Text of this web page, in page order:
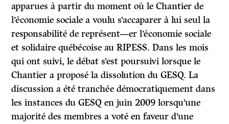
apparues à partir du moment où le Chantier de
l’économie sociale a voulu s’accaparer à lui seul la
responsabilité de représent—er l’économie sociale
et solidaire québécoise au RIPESS. Dans les mois
qui ont suivi, le débat s’est poursuivi lorsque le
Chantier a proposé la dissolution du GESQ. La
discussion a été tranchée démocratiquement dans
les instances du GESQ en juin 2009 lorsqu’une
majorité des membres a voté en faveur d’une